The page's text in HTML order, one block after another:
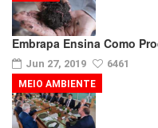
Embrapa Ensina Como
Jun 27, 2019 6461
MEIO AMBIENTE